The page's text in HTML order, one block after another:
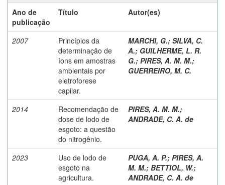
Ano de
publicação
Título Autor(es)
2007
Princípios da
determinação de
íons em amostras
ambientais por
eletroforese
capilar.
MARCHI, G.; SILVA, C.
A.; GUILHERME, L. R.
G.; PIRES, A. M. M.;
GUERREIRO, M. C.
2014
Recomendação de
dose de lodo de
esgoto: a questão
do nitrogênio.
PIRES, A. M. M.;
ANDRADE, C. A. de
2023
Uso de lodo de
esgoto na
agricultura.
PUGA, A. P.; PIRES, A.
M. M.; BETTIOL, W.;
ANDRADE, C. A. de